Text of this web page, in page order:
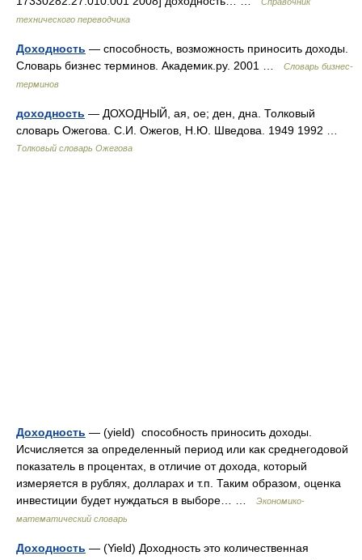
технического переводчика
Доходность — способность, возможность приносить доходы.
Словарь бизнес терминов. Академик.ру. 2001 …
Словарь бизнес-
терминов
доходность — ДОХОДНЫЙ, ая, ое; ден, дна. Толковый
словарь Ожегова. С.И. Ожегов, Н.Ю. Шведова. 1949 1992 …
Толковый словарь Ожегова
Доходность — (yield) способность приносить доходы.
Исчисляется за определенный период или как среднегодовой
показатель в процентах, в отличие от дохода, который
измеряется в рублях, долларах и т.п. Таким образом, оценка
инвестиции будет нуждаться в выборе… …
Экономико-
математический словарь
Доходность — (Yield) Доходность это количественная